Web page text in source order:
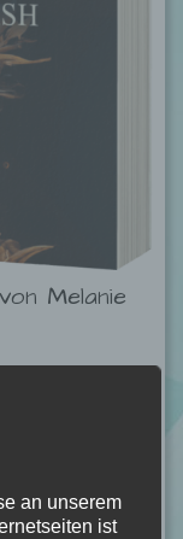
Melanie
Dante für
Oder
ungezähmt.
ihn nach
an unserem
ist